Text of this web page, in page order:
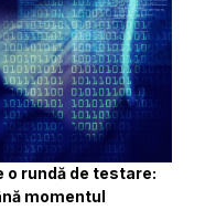
o rundă de testare:
momentul